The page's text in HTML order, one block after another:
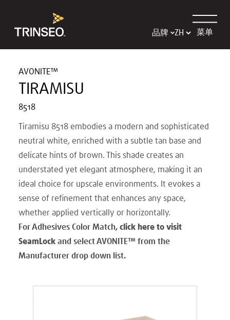
品牌 菜单
AVONITE™
TIRAMISU
8518
Tiramisu 8518 embodies a modern and sophisticated
neutral white, enriched with a subtle tan base and
delicate hints of brown. This shade creates an
understated yet elegant atmosphere, making it an
ideal choice for upscale environments. It evokes a
sense of refinement that enhances any space,
whether applied vertically or horizontally.
For Adhesives Color Match, click here to visit
SeamLock and select AVONITE™ from the
Manufacturer drop down list.